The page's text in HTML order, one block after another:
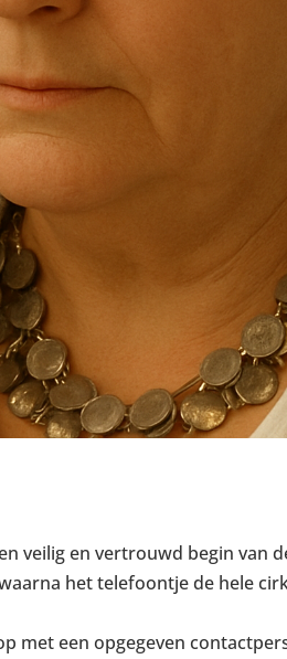
veilig en vertrouwd begin van
het telefoontje de hele
een opgegeven